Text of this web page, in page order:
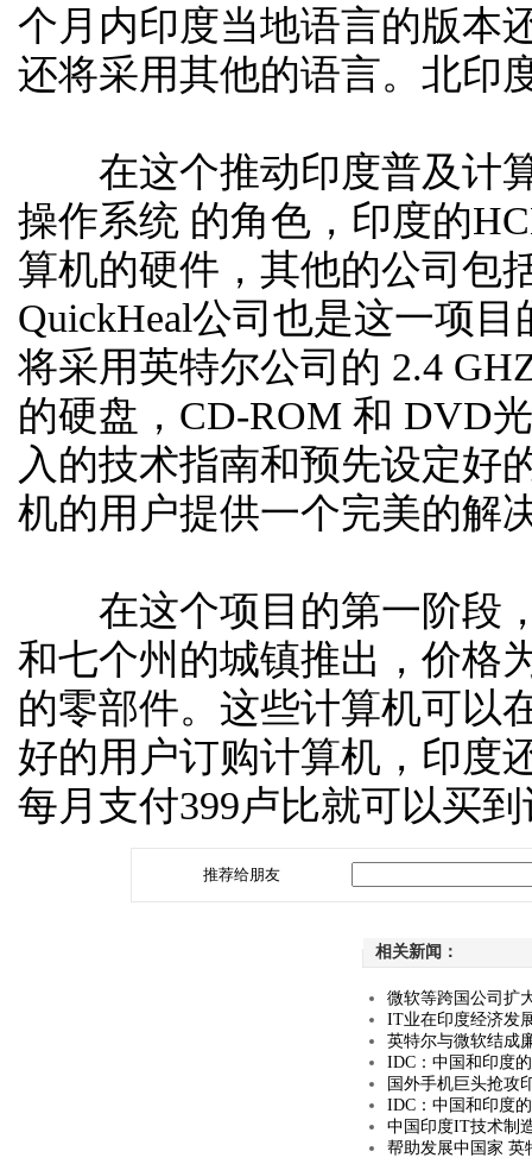
个月内印度当地语言的版本
还将采用其他的语言。北印
在这个推动印度普及计算
操作系统 的角色，印度的
算机的硬件 ，其他的公司包
QuickHeal公司也是这一项
将采用英特尔公司的 2.4
的硬盘 ，CD-ROM 和 DVD
入的技术指南和预先设定好
机的用户提供一个完美的解
在这个项目的第一阶段，
和七个州的城镇推出，价格
的零部件。这些计算机可以
好的用户订购计算机，印度
每月支付399卢比就可以买
推荐给朋友
相关新闻：
微软等跨国公司扩
IT业在印度经济发
英特尔与微软结成
IDC：中国和印度
国外手机巨头抢攻
IDC：中国和印度
中国印度IT技术制
帮助发展中国家 英